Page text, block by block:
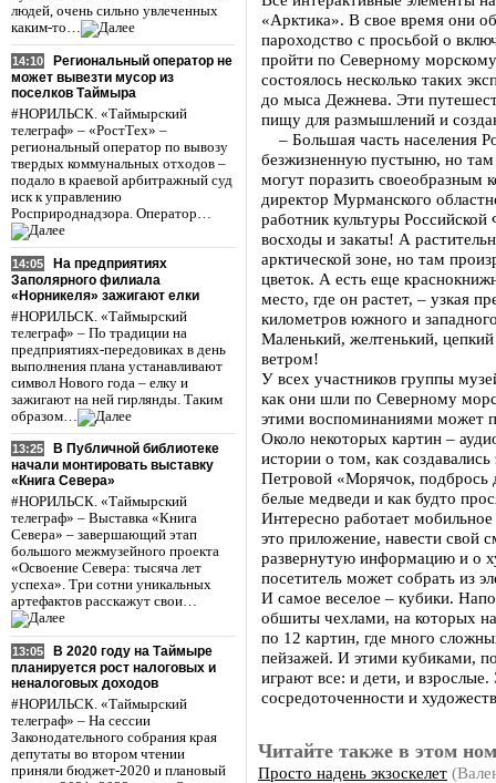
людей, очень сильно увлеченных
каким-то…
14:10
Региональный оператор не
может вывезти мусор из
поселков Таймыра
#НОРИЛЬСК. «Таймырский
телеграф» – «РостТех» –
региональный оператор по вывозу
твердых коммунальных отходов –
подало в краевой арбитражный суд
иск к управлению
Росприроднадзора. Оператор…
14:05
На предприятиях
Заполярного филиала
«Норникеля» зажигают елки
#НОРИЛЬСК. «Таймырский
телеграф» – По традиции на
предприятиях-передовиках в день
выполнения плана устанавливают
символ Нового года – елку и
зажигают на ней гирлянды. Таким
образом…
13:25
В Публичной библиотеке
начали монтировать выставку
«Книга Севера»
#НОРИЛЬСК. «Таймырский
телеграф» – Выставка «Книга
Севера» – завершающий этап
большого межмузейного проекта
«Освоение Севера: тысяча лет
успеха». Три сотни уникальных
артефактов расскажут свои…
13:05
В 2020 году на Таймыре
планируется рост налоговых и
неналоговых доходов
#НОРИЛЬСК. «Таймырский
телеграф» – На сессии
Законодательного собрания края
депутаты во втором чтении
приняли бюджет-2020 и плановый
«Арктика». В свое время они
пароходство с просьбой о
пройти по Северному
состоялось несколько таких
до мыса Дежнева. Эти
пищу для размышлений и
– Большая часть населения
безжизненную пустыню, но там
могут поразить своеобразным
директор Мурманского
работник культуры
восходы и закаты! А
арктической зоне, но там
цветок. А есть еще
место, где он растет, – узкая
километров южного и
Маленький, желтенький,
ветром!
У всех участников группы
как они шли по Северному
этими воспоминаниями может
Около некоторых картин –
истории о том, как
Петровой «Морячок, подбрось
белые медведи и как будто
Интересно работает
это приложение, навести свой
развернутую информацию и о
посетитель может собрать из
И самое веселое – кубики.
обшиты чехлами, на которых
по 12 картин, где много
пейзажей. И этими кубиками,
играют все: и дети, и
сосредоточенности и
Читайте также в этом
Просто надень экзоскелет